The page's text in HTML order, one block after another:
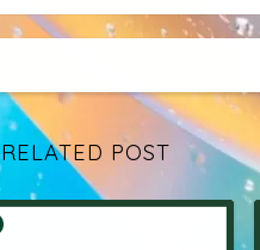
RELATED POST